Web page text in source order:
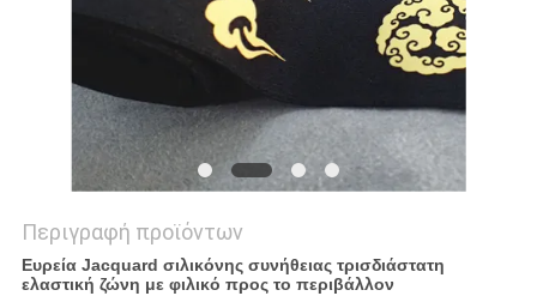
Περιγραφή προϊόντων
Ευρεία Jacquard σιλικόνης συνήθειας τρισδιάστατη
ελαστική ζώνη με φιλικό προς το περιβάλλον